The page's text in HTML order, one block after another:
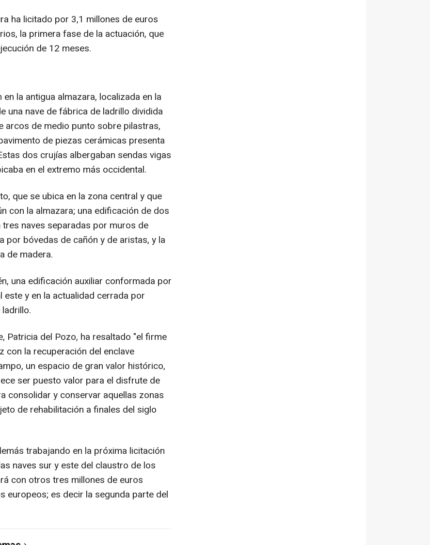
ha licitado por 3,1 millones de euros
la primera fase de la actuación, que
de 12 meses.
la antigua almazara, localizada en la
una nave de fábrica de ladrillo dividida
arcos de medio punto sobre pilastras,
de piezas cerámicas presenta
dos crujías albergaban sendas vigas
en el extremo más occidental.
que se ubica en la zona central y que
con la almazara; una edificación de dos
naves separadas por muros de
por bóvedas de cañón y de aristas, y la
de madera.
una edificación auxiliar conformada por
y en la actualidad cerrada por
Patricia del Pozo, ha resaltado "el firme
con la recuperación del enclave
un espacio de gran valor histórico,
ser puesto valor para el disfrute de
consolidar y conservar aquellas zonas
de rehabilitación a finales del siglo
trabajando en la próxima licitación
naves sur y este del claustro de los
con otros tres millones de euros
europeos; es decir la segunda parte del